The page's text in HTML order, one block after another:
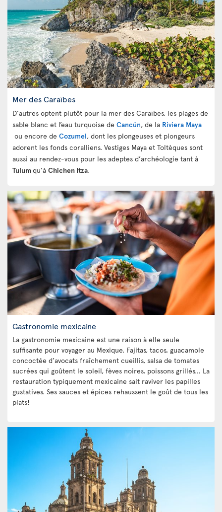
Mer des Caraïbes
D’autres optent plutôt pour la mer des Caraïbes, les plages de
sable blanc et l’eau turquoise de Cancún, de la Riviera Maya
ou encore de Cozumel, dont les plongeuses et plongeurs
adorent les fonds coralliens. Vestiges Maya et Toltèques sont
aussi au rendez-vous pour les adeptes d’archéologie tant à
Tulum qu’à Chichen Itza.
Gastronomie mexicaine
La gastronomie mexicaine est une raison à elle seule
suffisante pour voyager au Mexique. Fajitas, tacos, guacamole
concoctée d’avocats fraîchement cueillis, salsa de tomates
sucrées qui goûtent le soleil, fèves noires, poissons grillés… La
restauration typiquement mexicaine sait raviver les papilles
gustatives. Ses sauces et épices rehaussent le goût de tous les
plats!